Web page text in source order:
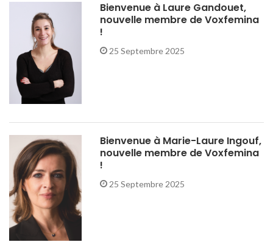
Bienvenue à Laure Gandouet,
nouvelle membre de Voxfemina
!
25 Septembre 2025
Bienvenue à Marie-Laure Ingouf,
nouvelle membre de Voxfemina
!
25 Septembre 2025